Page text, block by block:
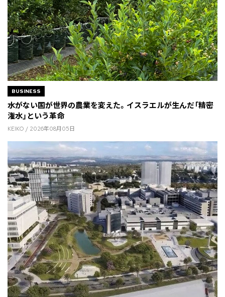
BUSINESS
水がない国が世界の農業を変えた。イスラエルが生んだ「精密
潅水」という革命
KEIKO / 2026年08月05日